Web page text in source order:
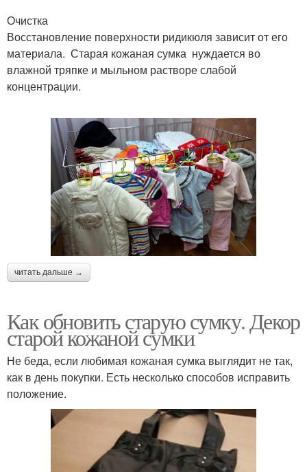
Очистка
Восстановление поверхности ридикюля зависит от его
материала. Старая кожаная сумка нуждается во
влажной тряпке и мыльном растворе слабой
концентрации.
читать дальше →
Как обновить старую сумку. Декор
старой кожаной сумки
Не беда, если любимая кожаная сумка выглядит не так,
как в день покупки. Есть несколько способов исправить
положение.